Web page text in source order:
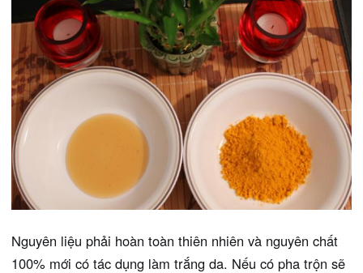
Nguyên liệu phải hoàn toàn thiên nhiên và nguyên chất
100% mới có tác dụng làm trắng da. Nếu có pha trộn sẽ